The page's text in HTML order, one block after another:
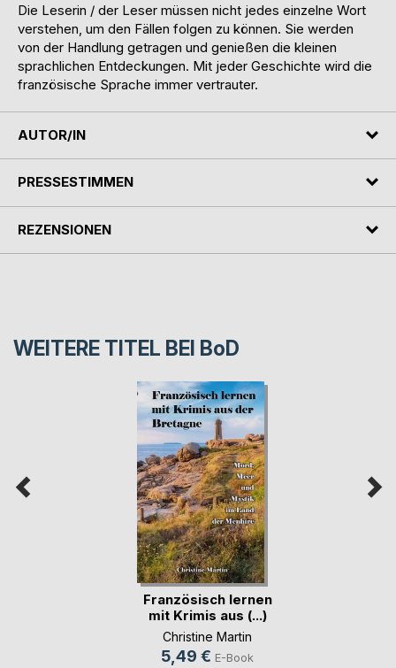
Die Leserin / der Leser müssen nicht jedes einzelne Wort
verstehen, um den Fällen folgen zu können. Sie werden
von der Handlung getragen und genießen die kleinen
sprachlichen Entdeckungen. Mit jeder Geschichte wird die
französische Sprache immer vertrauter.
AUTOR/IN
PRESSESTIMMEN
REZENSIONEN
WEITERE TITEL BEI BoD
Französisch lernen
mit Krimis aus (...)
Christine Martin
5,49 € E-Book